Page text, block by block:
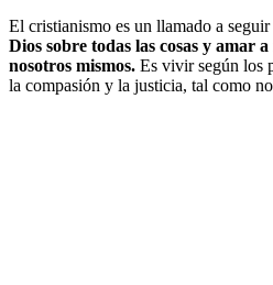
El cristianismo es un llamado a seguir
Dios sobre todas las cosas y amar
nosotros mismos. Es vivir según los
la compasión y la justicia, tal como